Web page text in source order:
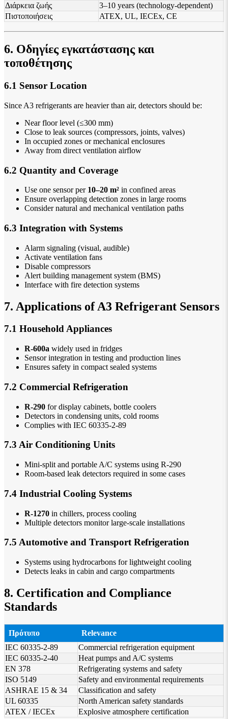
Διάρκεια ζωής
3–10 years (technology-dependent)
Πιστοποιήσεις
ATEX, UL, IECEx, CE
6. Οδηγίες εγκατάστασης και
τοποθέτησης
6.1 Sensor Location
Since A3 refrigerants are heavier than air, detectors should be:
Near floor level (≤300 mm)
Close to leak sources (compressors, joints, valves)
In occupied zones or mechanical enclosures
Away from direct ventilation airflow
6.2 Quantity and Coverage
Use one sensor per 10–20 m² in confined areas
Ensure overlapping detection zones in large rooms
Consider natural and mechanical ventilation paths
6.3 Integration with Systems
Alarm signaling (visual, audible)
Activate ventilation fans
Disable compressors
Alert building management system (BMS)
Interface with fire detection systems
7. Applications of A3 Refrigerant Sensors
7.1 Household Appliances
R-600a widely used in fridges
Sensor integration in testing and production lines
Ensures safety in compact sealed systems
7.2 Commercial Refrigeration
R-290 for display cabinets, bottle coolers
Detectors in condensing units, cold rooms
Complies with IEC 60335-2-89
7.3 Air Conditioning Units
Mini-split and portable A/C systems using R-290
Room-based leak detectors required in some cases
7.4 Industrial Cooling Systems
R-1270 in chillers, process cooling
Multiple detectors monitor large-scale installations
7.5 Automotive and Transport Refrigeration
Systems using hydrocarbons for lightweight cooling
Detects leaks in cabin and cargo compartments
8. Certification and Compliance
Standards
Πρότυπο
Relevance
IEC 60335-2-89
Commercial refrigeration equipment
IEC 60335-2-40
Heat pumps and A/C systems
EN 378
Refrigerating systems and safety
ISO 5149
Safety and environmental requirements
ASHRAE 15 & 34
Classification and safety
UL 60335
North American safety standards
ATEX / IECEx
Explosive atmosphere certification